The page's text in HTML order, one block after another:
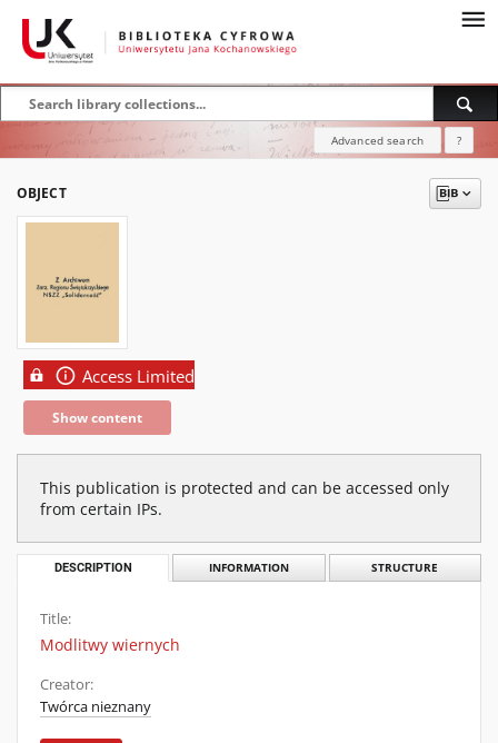
Advanced search ?
OBJECT
Access Limited
Show content
This publication is protected and can be accessed only
from certain IPs.
DESCRIPTION INFORMATION STRUCTURE
Title:
Modlitwy wiernych
Creator:
Twórca nieznany